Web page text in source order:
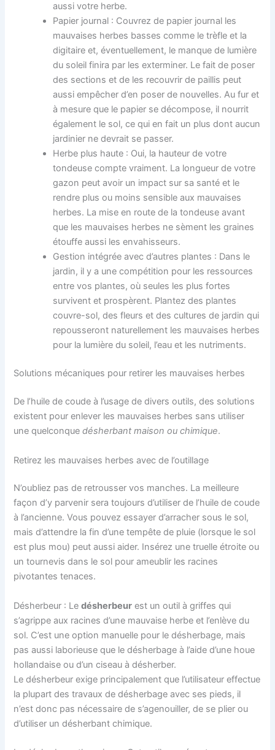
aussi votre herbe.
Papier journal : Couvrez de papier journal les
mauvaises herbes basses comme le trèfle et la
digitaire et, éventuellement, le manque de lumière
du soleil finira par les exterminer. Le fait de poser
des sections et de les recouvrir de paillis peut
aussi empêcher d’en poser de nouvelles. Au fur et
à mesure que le papier se décompose, il nourrit
également le sol, ce qui en fait un plus dont aucun
jardinier ne devrait se passer.
Herbe plus haute : Oui, la hauteur de votre
tondeuse compte vraiment. La longueur de votre
gazon peut avoir un impact sur sa santé et le
rendre plus ou moins sensible aux mauvaises
herbes. La mise en route de la tondeuse avant
que les mauvaises herbes ne sèment les graines
étouffe aussi les envahisseurs.
Gestion intégrée avec d’autres plantes : Dans le
jardin, il y a une compétition pour les ressources
entre vos plantes, où seules les plus fortes
survivent et prospèrent. Plantez des plantes
couvre-sol, des fleurs et des cultures de jardin qui
repousseront naturellement les mauvaises herbes
pour la lumière du soleil, l’eau et les nutriments.
Solutions mécaniques pour retirer les mauvaises herbes
De l’huile de coude à l’usage de divers outils, des solutions
existent pour enlever les mauvaises herbes sans utiliser
une quelconquedésherbant maison ou chimique.
Retirez les mauvaises herbes avec de l’outillage
N’oubliez pas de retrousser vos manches. La meilleure
façon d’y parvenir sera toujours d’utiliser de l’huile de coude
à l’ancienne. Vous pouvez essayer d’arracher sous le sol,
mais d’attendre la fin d’une tempête de pluie (lorsque le sol
est plus mou) peut aussi aider. Insérez une truelle étroite ou
un tournevis dans le sol pour ameublir les racines
pivotantes tenaces.
Désherbeur : Ledésherbeur est un outil à griffes qui
s’agrippe aux racines d’une mauvaise herbe et l’enlève du
sol. C’est une option manuelle pour le désherbage, mais
pas aussi laborieuse que le désherbage à l’aide d’une houe
hollandaise ou d’un ciseau à désherber.
Le désherbeur exige principalement que l’utilisateur effectue
la plupart des travaux de désherbage avec ses pieds, il
n’est donc pas nécessaire de s’agenouiller, de se plier ou
d’utiliser un désherbant chimique.